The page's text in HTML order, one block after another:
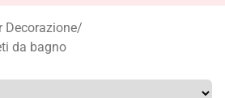
Decorazione/
da bagno